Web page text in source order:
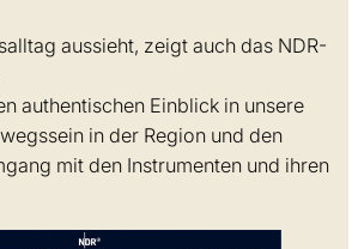
aussieht, zeigt auch das NDR-
authentischen Einblick in unsere
in der Region und den
mit den Instrumenten und ihren